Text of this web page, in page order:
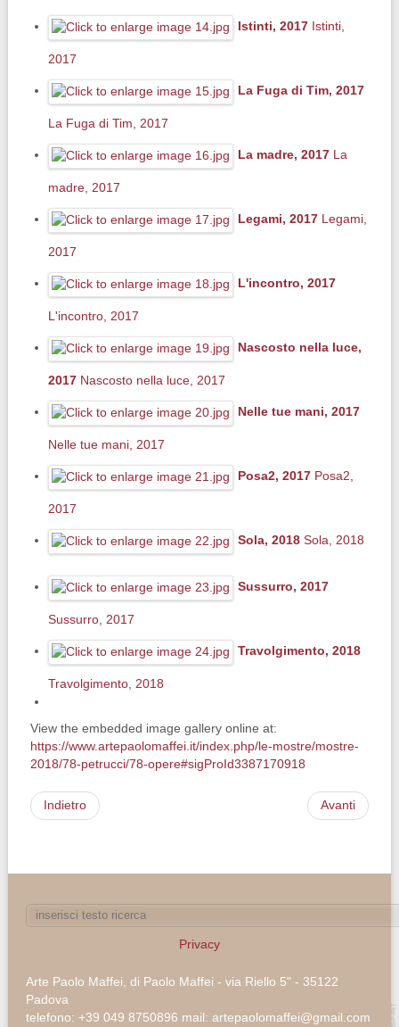
Istinti, 2017 Istinti,
2017
La Fuga di Tim, 2017
La Fuga di Tim, 2017
La madre, 2017 La
madre, 2017
Legami, 2017 Legami,
2017
L'incontro, 2017
L'incontro, 2017
Nascosto nella luce,
2017 Nascosto nella luce, 2017
Nelle tue mani, 2017
Nelle tue mani, 2017
Posa2, 2017 Posa2,
2017
Sola, 2018 Sola, 2018
Sussurro, 2017
Sussurro, 2017
Travolgimento, 2018
Travolgimento, 2018
View the embedded image gallery online at:
https://www.artepaolomaffei.it/index.php/le-mostre/mostre-
2018/78-petrucci/78-opere#sigProId3387170918
Indietro Avanti
Privacy
Arte Paolo Maffei, di Paolo Maffei - via Riello 5" - 35122
Padova
telefono: +39 049 8750896 mail: artepaolomaffei@gmail.com